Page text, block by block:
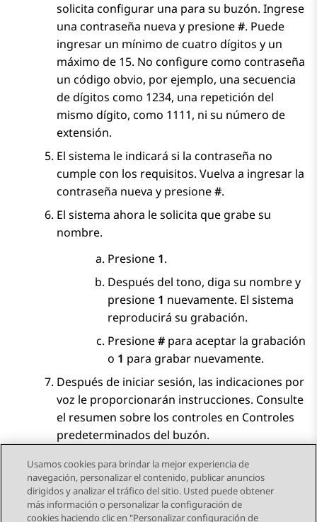
solicita configurar una para su buzón. Ingrese
una contraseña nueva y presione#. Puede
ingresar un mínimo de cuatro dígitos y un
máximo de 15. No configure como contraseña
un código obvio, por ejemplo, una secuencia
de dígitos como 1234, una repetición del
mismo dígito, como 1111, ni su número de
extensión.
El sistema le indicará si la contraseña no
cumple con los requisitos. Vuelva a ingresar la
contraseña nueva y presione#.
El sistema ahora le solicita que grabe su
nombre.
Presione 1.
Después del tono, diga su nombre y
presione 1 nuevamente. El sistema
reproducirá su grabación.
Presione# para aceptar la grabación
o 1 para grabar nuevamente.
Después de iniciar sesión, las indicaciones por
voz le proporcionarán instrucciones. Consulte
el resumen sobre los controles en Controles
predeterminados del buzón.
Send Feedback
Usamos cookies para brindar la mejor experiencia de
navegación, personalizar el contenido, publicar anuncios
dirigidos y analizar el tráfico del sitio. Usted puede obtener
más información o personalizar la configuración de
cookies haciendo clic en "Personalizar configuración de